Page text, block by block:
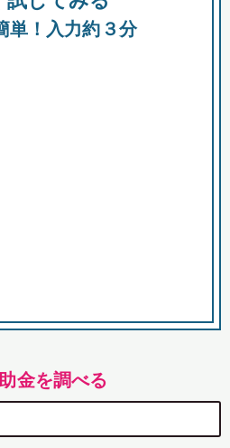
単！入力約３分
金を調べる